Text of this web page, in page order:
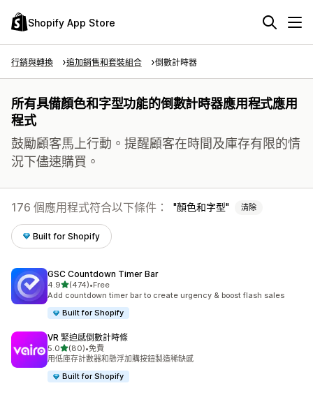
Shopify App Store
行銷與轉換 追加銷售和套裝組合 倒數計時器
所有具備顏色和字型功能的倒數計時器應用程式應用
程式
鼓勵顧客馬上行動。提醒顧客在時間及庫存有限的情
況下儘速購買。
176 個應用程式符合以下條件： 顏色和字型 清除
Built for Shopify
GSC Countdown Timer Bar
4.9滿分 5 顆星
(474)
共有 474 則評價
•Free
Add countdown timer bar to create urgency & boost flash sales
Built for Shopify
VR 緊迫感倒數計時條
5.0滿分 5 顆星
(80)
共有 80 則評價
•免費
用低庫存計數器和懸浮加購按鈕製造稀缺感
Built for Shopify